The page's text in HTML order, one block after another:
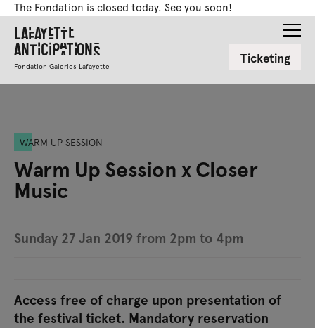
The Fondation is closed today. See you soon!
Lafayette
Anticipations
Fondation Galeries Lafayette Ticketing
WARM UP SESSION
Warm Up Session x Closer
Music
Sunday 27 Jan 2019 from 2pm to 4pm
Access free of charge upon presentation of
the festival ticket. Mandatory reservation